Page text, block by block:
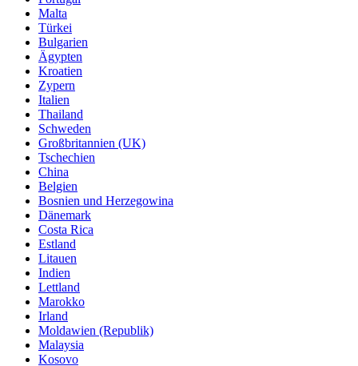
Malta
Türkei
Bulgarien
Ägypten
Kroatien
Zypern
Italien
Thailand
Schweden
Großbritannien (UK)
Tschechien
China
Belgien
Bosnien und Herzegowina
Dänemark
Costa Rica
Estland
Litauen
Indien
Lettland
Marokko
Irland
Moldawien (Republik)
Malaysia
Kosovo